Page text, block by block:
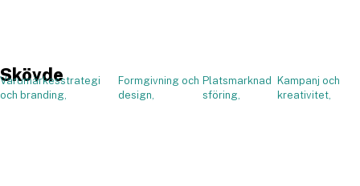
Skövde
Varumärkesstrategi
och branding,
Formgivning och
design,
Platsmarknad
sföring,
Kampanj och
kreativitet,